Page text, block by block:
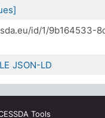
id/1/9b164533-
JSON-LD
Tools